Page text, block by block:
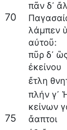
70
πᾶν δ᾽
λάμπεν
αὐτοῦ:
πῦρ δ᾽
ἐκείνου
ἔτλη
πλήν γ᾽
75
κείνων
ἄαπτοι